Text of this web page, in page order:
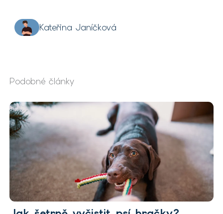
Kateřina Janíčková
Podobné články